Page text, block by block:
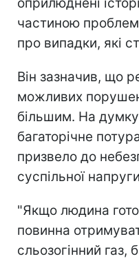
частиною
про випадки, які
Він зазначив, що
можливих
більшим. На
багаторічне
призвело до
суспільної
"Якщо людина
повинна
сльозогінний газ,